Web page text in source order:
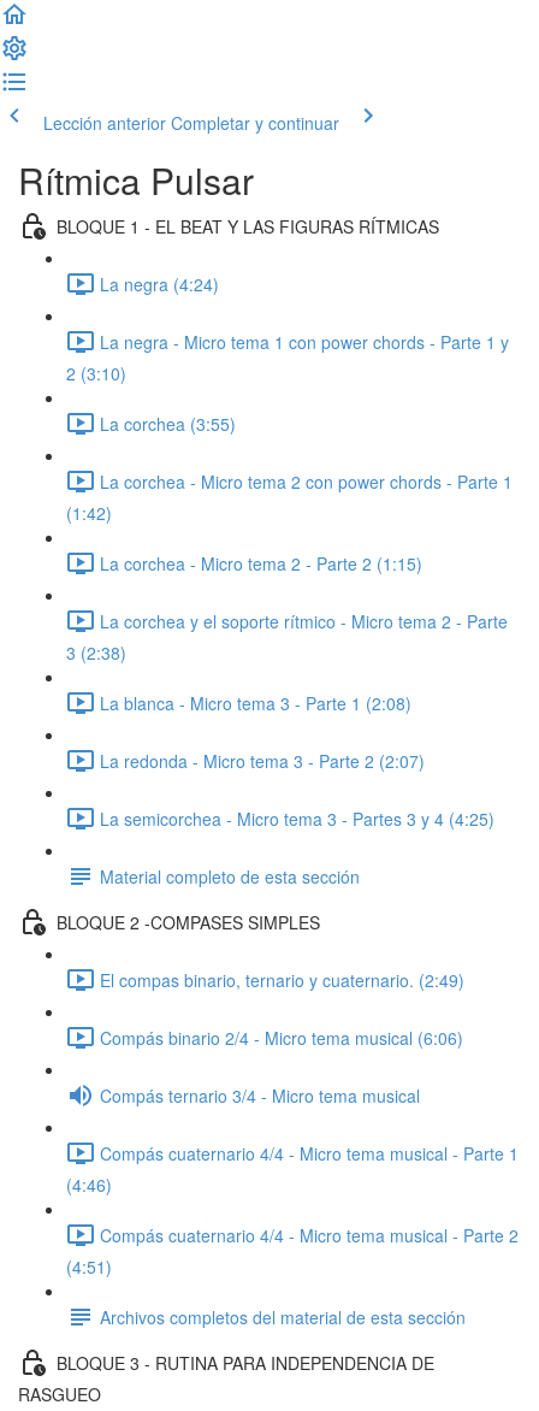
Lección anterior Completar y continuar
Rítmica Pulsar
BLOQUE 1 - EL BEAT Y LAS FIGURAS RÍTMICAS
La negra (4:24)
La negra - Micro tema 1 con power chords - Parte 1 y
2 (3:10)
La corchea (3:55)
La corchea - Micro tema 2 con power chords - Parte 1
(1:42)
La corchea - Micro tema 2 - Parte 2 (1:15)
La corchea y el soporte rítmico - Micro tema 2 - Parte
3 (2:38)
La blanca - Micro tema 3 - Parte 1 (2:08)
La redonda - Micro tema 3 - Parte 2 (2:07)
La semicorchea - Micro tema 3 - Partes 3 y 4 (4:25)
Material completo de esta sección
BLOQUE 2 -COMPASES SIMPLES
El compas binario, ternario y cuaternario. (2:49)
Compás binario 2/4 - Micro tema musical (6:06)
Compás ternario 3/4 - Micro tema musical
Compás cuaternario 4/4 - Micro tema musical - Parte 1
(4:46)
Compás cuaternario 4/4 - Micro tema musical - Parte 2
(4:51)
Archivos completos del material de esta sección
BLOQUE 3 - RUTINA PARA INDEPENDENCIA DE
RASGUEO